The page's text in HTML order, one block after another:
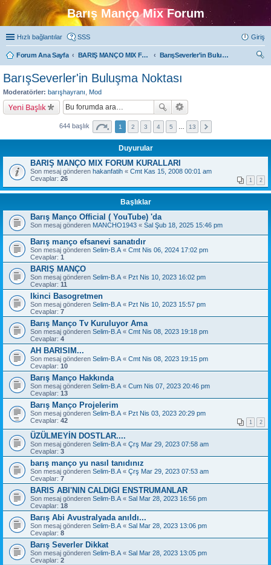
Barış Manço Mix Forum
Hızlı bağlantılar SSS Giriş
Forum Ana Sayfa BARIŞ MANÇO MIX FORUMLARI
BarışSeverler'in Buluşma Noktası
BarışSeverler'in Buluşma Noktası
Moderatörler: barışhayranı Mod
Yeni Başlık
644 başlık 1 2 3 4 5 13
Duyurular
BARIŞ MANÇO MIX FORUM KURALLARI
Son mesaj gönderen hakanfatih « Cmt Kas 15, 2008 00:01 am
Cevaplar: 26 1 2
Başlıklar
Barış Manço Official ( YouTube) 'da
Son mesaj gönderen MANCHO1943 « Sal Şub 18, 2025 15:46 pm
Barış manço efsanevi sanatıdır
Son mesaj gönderen Selim-B.A « Cmt Nis 06, 2024 17:02 pm
Cevaplar: 1
BARIŞ MANÇO
Son mesaj gönderen Selim-B.A « Pzt Nis 10, 2023 16:02 pm
Cevaplar: 11
Ikinci Basogretmen
Son mesaj gönderen Selim-B.A « Pzt Nis 10, 2023 15:57 pm
Cevaplar: 7
Barış Manço Tv Kuruluyor Ama
Son mesaj gönderen Selim-B.A « Cmt Nis 08, 2023 19:18 pm
Cevaplar: 4
AH BARISIM...
Son mesaj gönderen Selim-B.A « Cmt Nis 08, 2023 19:15 pm
Cevaplar: 10
Barış Manço Hakkında
Son mesaj gönderen Selim-B.A « Cum Nis 07, 2023 20:46 pm
Cevaplar: 13
Barış Manço Projelerim
Son mesaj gönderen Selim-B.A « Pzt Nis 03, 2023 20:29 pm
Cevaplar: 42 1 2
ÜZÜLMEYİN DOSTLAR....
Son mesaj gönderen Selim-B.A « Çrş Mar 29, 2023 07:58 am
Cevaplar: 3
barış manço yu nasıl tanıdınız
Son mesaj gönderen Selim-B.A « Çrş Mar 29, 2023 07:53 am
Cevaplar: 7
BARIS ABI'NIN CALDIGI ENSTRUMANLAR
Son mesaj gönderen Selim-B.A « Sal Mar 28, 2023 16:56 pm
Cevaplar: 18
Barış Abi Avustralyada anıldı...
Son mesaj gönderen Selim-B.A « Sal Mar 28, 2023 13:06 pm
Cevaplar: 8
Barış Severler Dikkat
Son mesaj gönderen Selim-B.A « Sal Mar 28, 2023 13:05 pm
Cevaplar: 2